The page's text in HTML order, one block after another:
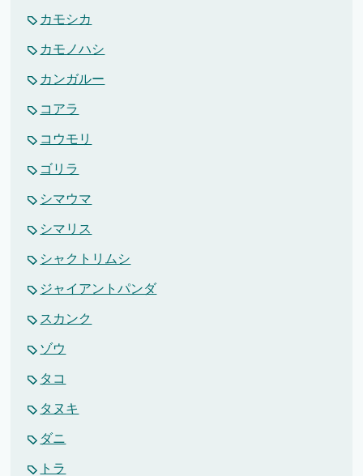
カモシカ
カモノハシ
カンガルー
コアラ
コウモリ
ゴリラ
シマウマ
シマリス
シャクトリムシ
ジャイアントパンダ
スカンク
ゾウ
タコ
タヌキ
ダニ
トラ